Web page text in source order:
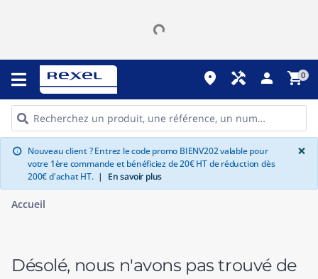
place handyman person shopping_cart0
info Nouveau client ? Entrez le code promo BIENV202 valable pour
votre 1ère commande et bénéficiez de 20€ HT de réduction dès
200€ d'achat HT. | En savoir plus
×
Accueil
Désolé, nous n'avons pas trouvé de